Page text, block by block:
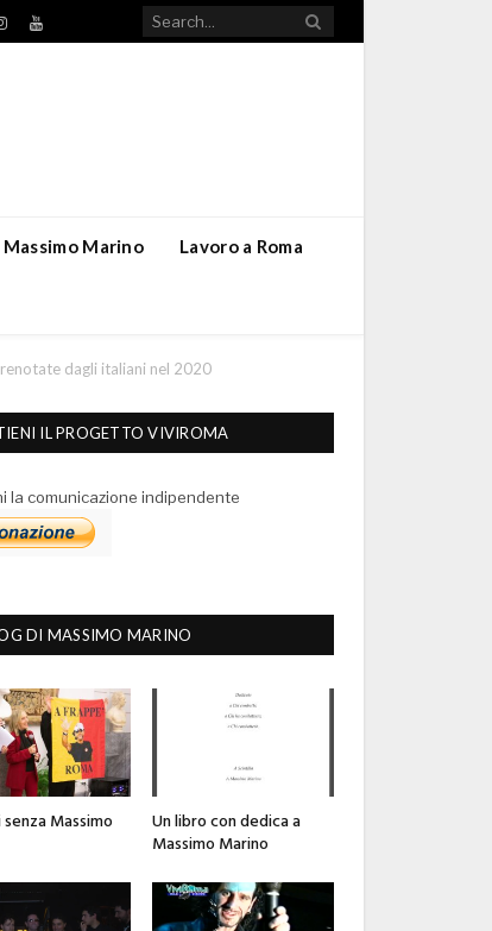
InstagramYouTube
Marino Lavoro a Roma
dagli italiani nel 2020
IL PROGETTO VIVIROMA
la comunicazione indipendente
DI MASSIMO MARINO
senza Massimo
Un libro con dedica a
Massimo Marino